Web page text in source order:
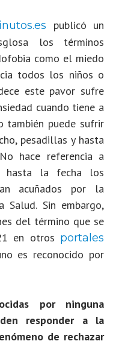
publicó un
los términos
como el miedo
todos los niños o
este pavor sufre
cuando tiene a
también puede sufrir
pesadillas y hasta
hace referencia a
hasta la fecha los
acuñados por la
Salud. Sin embargo,
del término que se
en otros portales
es reconocido por
por ninguna
responder a la
de rechazar